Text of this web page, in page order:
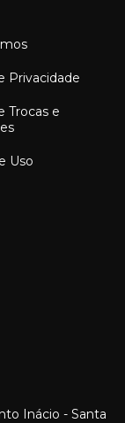
Privacidade
Trocas e
Uso
Inácio - Santa